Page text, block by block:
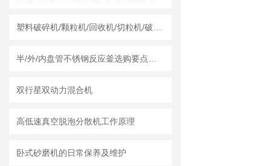
双行星双动力混合机
高低速真空脱泡分散机工作原理
卧式砂磨机的日常保养及维护